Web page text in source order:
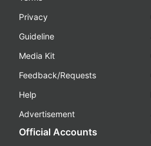
Privacy
Guideline
Media Kit
Feedback/Requests
Help
Advertisement
Official Accounts